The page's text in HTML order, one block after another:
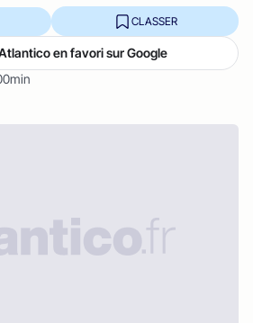
CLASSER
en favori sur Google